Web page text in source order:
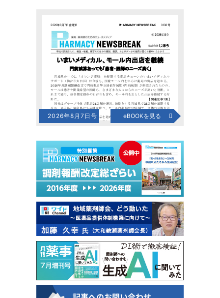
2026年8月7日号 eBOOKを見る